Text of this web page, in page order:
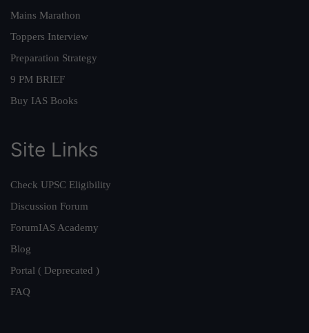
Mains Marathon
Toppers Interview
Preparation Strategy
9 PM BRIEF
Buy IAS Books
Site Links
Check UPSC Eligibility
Discussion Forum
ForumIAS Academy
Blog
Portal ( Deprecated )
FAQ